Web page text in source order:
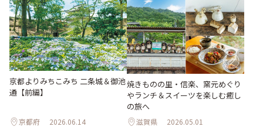
京都よりみちこみち 二条城＆御池
通【前編】
京都府 2026.06.14
焼きものの里・信楽、窯元めぐり
やランチ＆スイーツを楽しむ癒し
の旅へ
滋賀県 2026.05.01